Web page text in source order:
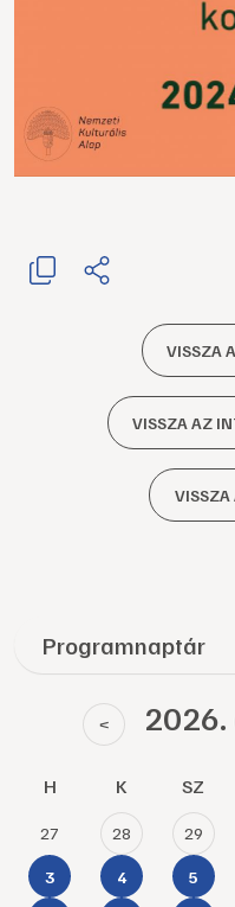
VISSZA
VISSZA AZ
VISSZA
Programnaptár
<
H K SZ
27 28 29
3 4 5